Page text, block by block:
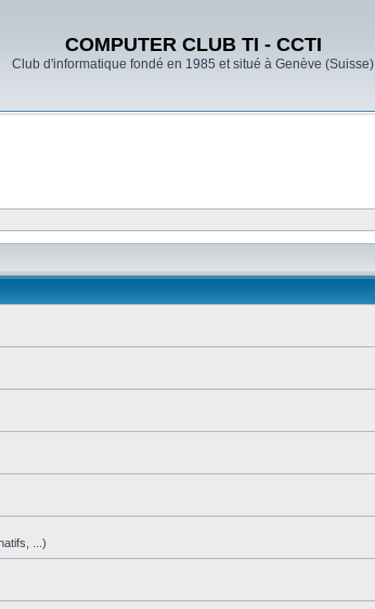
COMPUTER CLUB TI - CCTI
Club d'informatique fondé en 1985 et situé à Genève (Suisse)
...)